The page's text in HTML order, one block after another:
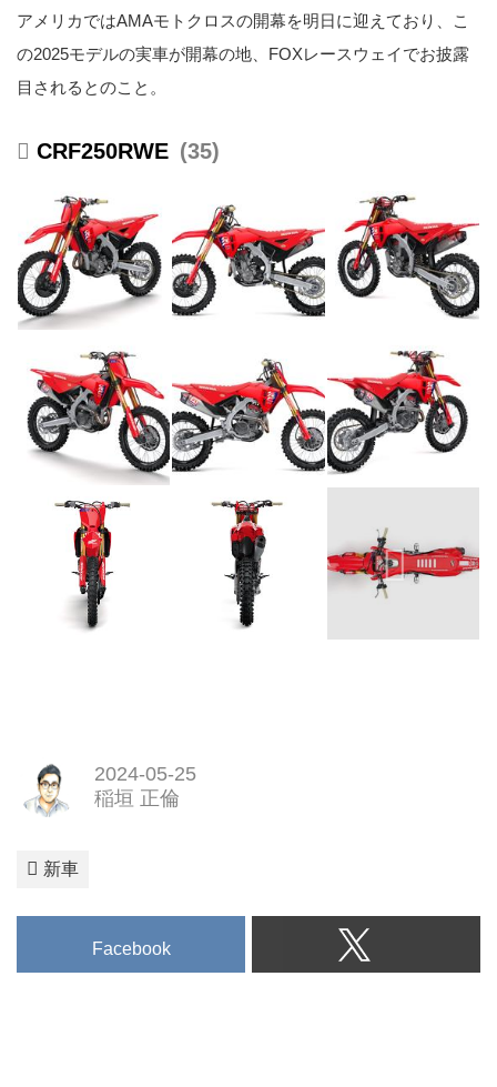
アメリカではAMAモトクロスの開幕を明日に迎えており、こ
の2025モデルの実車が開幕の地、FOXレースウェイでお披露
目されるとのこと。
CRF250RWE 35
2024-05-25
稲垣 正倫
新車
Facebook